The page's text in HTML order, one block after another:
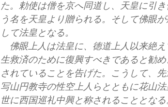
た。勅使は僧を京へ同道し、天皇に引
う名を天皇より贈られる。そして佛眼
して法皇となる。
佛眼上人は法皇に、徳道上人以来絶
生救済のために復興すべきであると勧
されていることを告げた。こうして、
写山円教寺の性空上人らとともに花山
世に西国巡礼中興と称されることとなる